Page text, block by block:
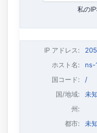
私のIP:
IP アドレス:
ホスト名:
ns-
国コード:
/
国/地域:
未知
州:
都市:
未知